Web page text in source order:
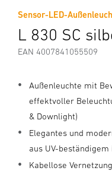
Sensor-LED-
L 830 SC
EAN 4007841055509
Außenleuchte mit
effektvoller
& Downlight)
Elegantes und
aus UV-
Kabellose